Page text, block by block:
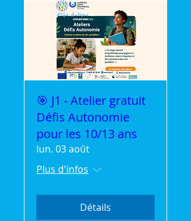
🎯 J1 - Atelier gratuit
Défis Autonomie
pour les 10/13 ans
lun. 03 août
Plus d'infos
Détails